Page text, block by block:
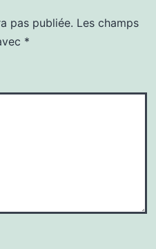
pas publiée. Les champs
*